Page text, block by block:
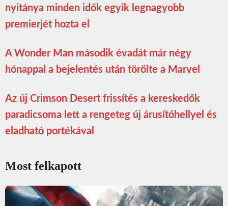
nyitánya minden idők egyik legnagyobb
premierjét hozta el
A Wonder Man második évadát már négy
hónappal a bejelentés után törölte a Marvel
Az új Crimson Desert frissítés a kereskedők
paradicsoma lett a rengeteg új árusítóhellyel és
eladható portékával
Most felkapott